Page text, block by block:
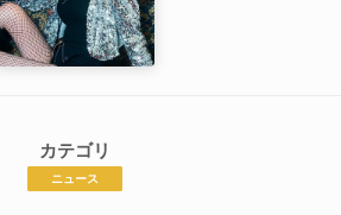
カテゴリ
ニュース